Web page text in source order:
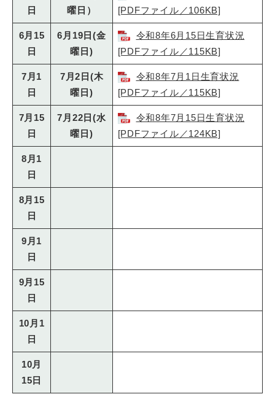
日
曜日）
[PDFファイル／106KB]
6月15
日
6月19日(金
曜日)
令和8年6月15日生育状況
[PDFファイル／115KB]
7月1
日
7月2日(木
曜日)
令和8年7月1日生育状況
[PDFファイル／115KB]
7月15
日
7月22日(水
曜日)
令和8年7月15日生育状況
[PDFファイル／124KB]
8月1
日
8月15
日
9月1
日
9月15
日
10月1
日
10月
15日